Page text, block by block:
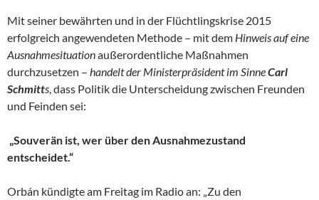
Mit seiner bewährten und in der Flüchtlingskrise 2015
erfolgreich angewendeten Methode – mit dem Hinweis auf eine
Ausnahmesituationaußerordentliche Maßnahmen
durchzusetzen – handelt der Ministerpräsident im SinneCarl
Schmitts, dass Politik die Unterscheidung zwischen Freunden
und Feinden sei:
„Souverän ist, wer über den Ausnahmezustand
entscheidet.“
Orbán kündigte am Freitag im Radio an: „Zu den